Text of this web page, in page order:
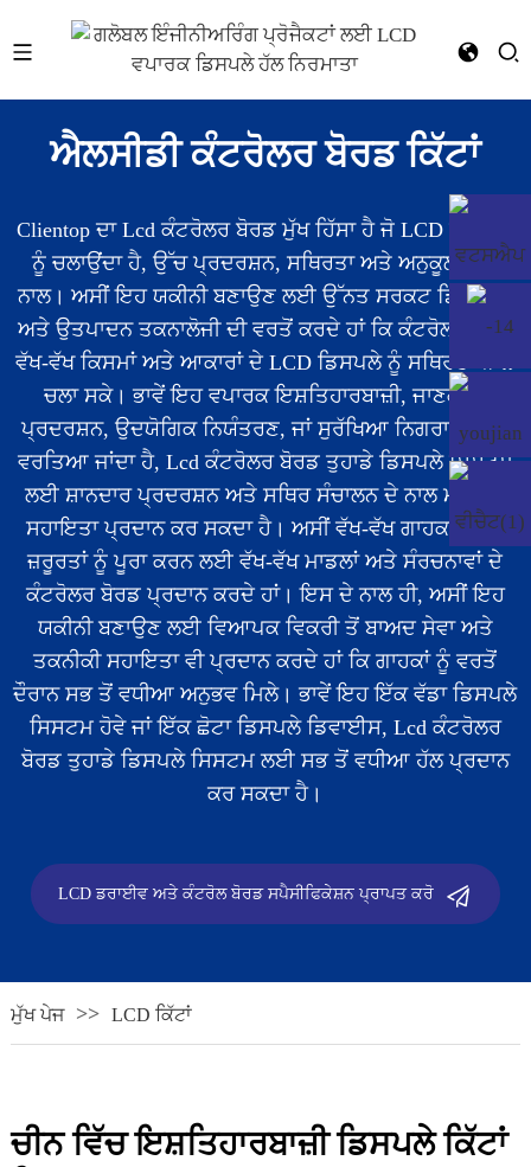
ਐਲਸੀਡੀ ਕੰਟਰੋਲਰ ਬੋਰਡ ਕਿੱਟਾਂ
Clientop ਦਾ Lcd ਕੰਟਰੋਲਰ ਬੋਰਡ ਮੁੱਖ ਹਿੱਸਾ ਹੈ ਜੋ LCD ਡਿਸਪਲੇ
ਨੂੰ ਚਲਾਉਂਦਾ ਹੈ, ਉੱਚ ਪ੍ਰਦਰਸ਼ਨ, ਸਥਿਰਤਾ ਅਤੇ ਅਨੁਕੂਲਤਾ ਦੇ
ਨਾਲ। ਅਸੀਂ ਇਹ ਯਕੀਨੀ ਬਣਾਉਣ ਲਈ ਉੱਨਤ ਸਰਕਟ ਡਿਜ਼ਾਈਨ
ਅਤੇ ਉਤਪਾਦਨ ਤਕਨਾਲੋਜੀ ਦੀ ਵਰਤੋਂ ਕਰਦੇ ਹਾਂ ਕਿ ਕੰਟਰੋਲਰ ਬੋਰਡ
ਵੱਖ-ਵੱਖ ਕਿਸਮਾਂ ਅਤੇ ਆਕਾਰਾਂ ਦੇ LCD ਡਿਸਪਲੇ ਨੂੰ ਸਥਿਰਤਾ ਨਾਲ
ਚਲਾ ਸਕੇ। ਭਾਵੇਂ ਇਹ ਵਪਾਰਕ ਇਸ਼ਤਿਹਾਰਬਾਜ਼ੀ, ਜਾਣਕਾਰੀ
ਪ੍ਰਦਰਸ਼ਨ, ਉਦਯੋਗਿਕ ਨਿਯੰਤਰਣ, ਜਾਂ ਸੁਰੱਖਿਆ ਨਿਗਰਾਨੀ ਲਈ
ਵਰਤਿਆ ਜਾਂਦਾ ਹੈ, Lcd ਕੰਟਰੋਲਰ ਬੋਰਡ ਤੁਹਾਡੇ ਡਿਸਪਲੇ ਸਿਸਟਮ
ਲਈ ਸ਼ਾਨਦਾਰ ਪ੍ਰਦਰਸ਼ਨ ਅਤੇ ਸਥਿਰ ਸੰਚਾਲਨ ਦੇ ਨਾਲ ਮਜ਼ਬੂਤ ​​
ਸਹਾਇਤਾ ਪ੍ਰਦਾਨ ਕਰ ਸਕਦਾ ਹੈ। ਅਸੀਂ ਵੱਖ-ਵੱਖ ਗਾਹਕਾਂ ਦੀਆਂ
ਜ਼ਰੂਰਤਾਂ ਨੂੰ ਪੂਰਾ ਕਰਨ ਲਈ ਵੱਖ-ਵੱਖ ਮਾਡਲਾਂ ਅਤੇ ਸੰਰਚਨਾਵਾਂ ਦੇ
ਕੰਟਰੋਲਰ ਬੋਰਡ ਪ੍ਰਦਾਨ ਕਰਦੇ ਹਾਂ। ਇਸ ਦੇ ਨਾਲ ਹੀ, ਅਸੀਂ ਇਹ
ਯਕੀਨੀ ਬਣਾਉਣ ਲਈ ਵਿਆਪਕ ਵਿਕਰੀ ਤੋਂ ਬਾਅਦ ਸੇਵਾ ਅਤੇ
ਤਕਨੀਕੀ ਸਹਾਇਤਾ ਵੀ ਪ੍ਰਦਾਨ ਕਰਦੇ ਹਾਂ ਕਿ ਗਾਹਕਾਂ ਨੂੰ ਵਰਤੋਂ
ਦੌਰਾਨ ਸਭ ਤੋਂ ਵਧੀਆ ਅਨੁਭਵ ਮਿਲੇ। ਭਾਵੇਂ ਇਹ ਇੱਕ ਵੱਡਾ ਡਿਸਪਲੇ
ਸਿਸਟਮ ਹੋਵੇ ਜਾਂ ਇੱਕ ਛੋਟਾ ਡਿਸਪਲੇ ਡਿਵਾਈਸ, Lcd ਕੰਟਰੋਲਰ
ਬੋਰਡ ਤੁਹਾਡੇ ਡਿਸਪਲੇ ਸਿਸਟਮ ਲਈ ਸਭ ਤੋਂ ਵਧੀਆ ਹੱਲ ਪ੍ਰਦਾਨ
ਕਰ ਸਕਦਾ ਹੈ।
LCD ਡਰਾਈਵ ਅਤੇ ਕੰਟਰੋਲ ਬੋਰਡ ਸਪੈਸੀਫਿਕੇਸ਼ਨ ਪ੍ਰਾਪਤ ਕਰੋ
ਮੁੱਖ ਪੇਜ LCD ਕਿੱਟਾਂ
ਚੀਨ ਵਿੱਚ ਇਸ਼ਤਿਹਾਰਬਾਜ਼ੀ ਡਿਸਪਲੇ ਕਿੱਟਾਂ